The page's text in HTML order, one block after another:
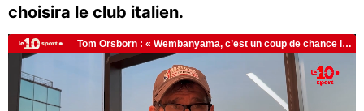
choisira le club italien.